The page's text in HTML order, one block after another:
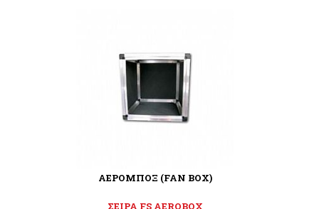
ΑΕΡΟΜΠΟΞ (FAN BOX)
ΣΕΙΡΑ FS AEROBOX